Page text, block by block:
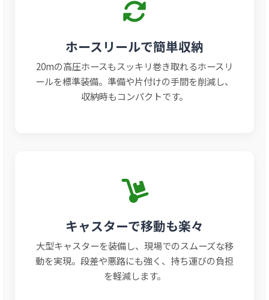
ホースリールで簡単収納
20mの高圧ホースもスッキリ巻き取れるホースリ
ールを標準装備。準備や片付けの手間を削減し、
収納時もコンパクトです。
キャスターで移動も楽々
大型キャスターを装備し、現場でのスムーズな移
動を実現。段差や悪路にも強く、持ち運びの負担
を軽減します。